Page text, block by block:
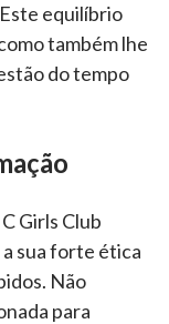
equilíbrio
também lhe
do tempo
Girls Club
sua forte ética
Não
para